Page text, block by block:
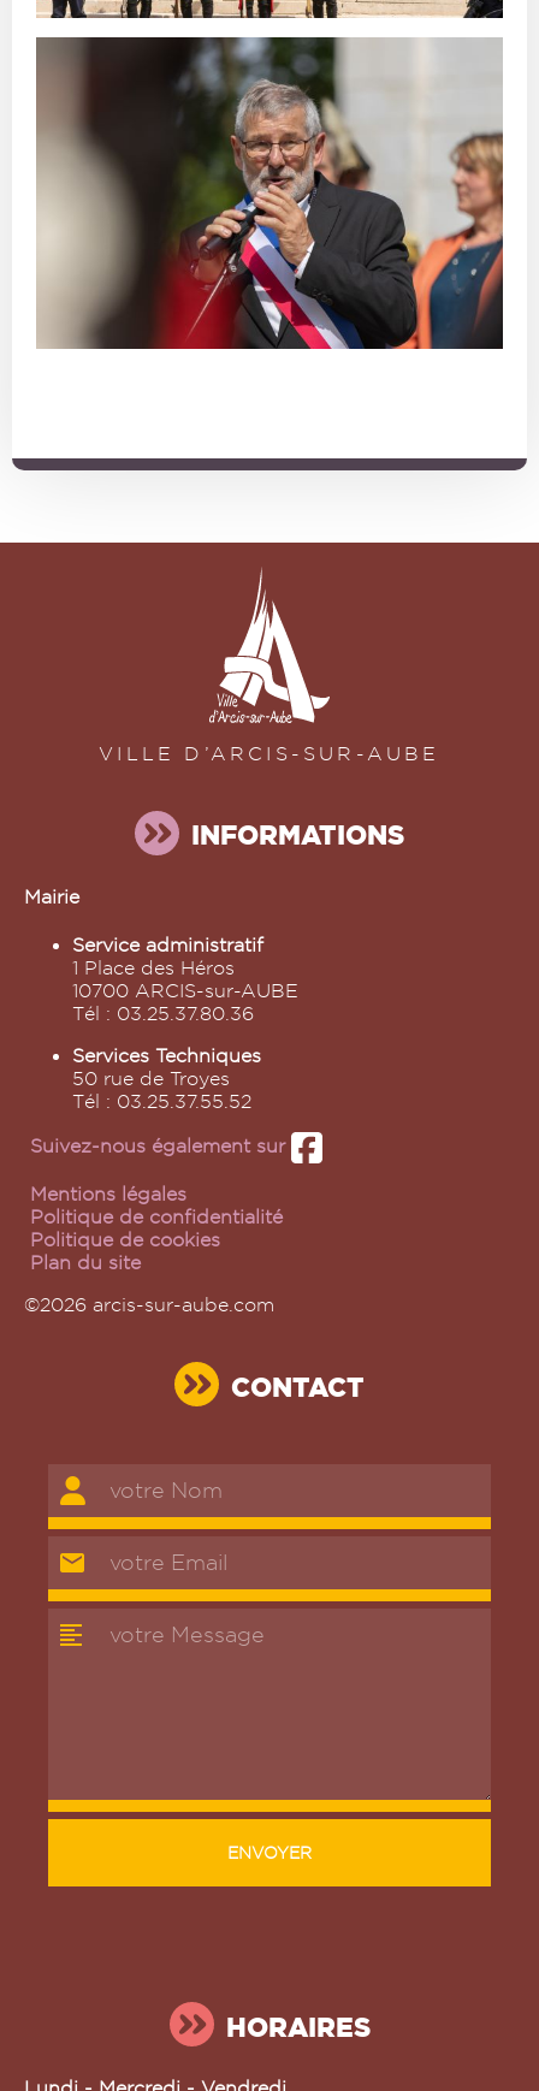
INFORMATIONS
Mairie
Service administratif
1 Place des Héros
10700 ARCIS-sur-AUBE
Tél : 03.25.37.80.36
Services Techniques
50 rue de Troyes
Tél : 03.25.37.55.52
Suivez-nous également sur
Mentions légales
Politique de confidentialité
Politique de cookies
Plan du site
©2026 arcis-sur-aube.com
CONTACT
ENVOYER
HORAIRES
VILLE D’ARCIS-SUR-AUBE